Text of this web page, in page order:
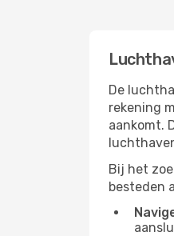
De
rekening
aankomt.
Bij het
besteden